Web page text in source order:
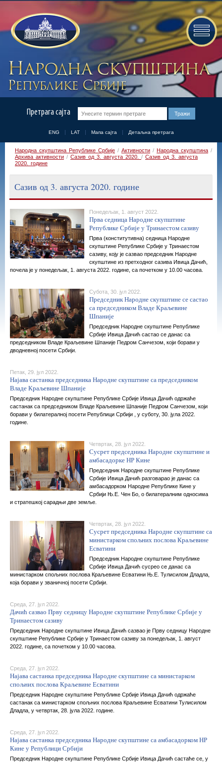
Претрага сајта
ENG LAT Мапа сајта Детаљна претрага
Народна скупштина Републике Србије / Активности / Народна скупштина /
Архива активности / Сазив од 3. августа 2020. / Сазив од 3. августа
2020. године
Сазив од 3. августа 2020. године
Понедељак, 1. август 2022.
Прва седница Народне скупштине
Републике Србије у Тринаестом сазиву
Прва (конститутивна) седница Народне
скупштине Републике Србије у Тринаестом
сазиву, коју је сазвао председник Народне
скупштине из претходног сазива Ивица Дачић,
почела је у понедељак, 1. августа 2022. године, са почетком у 10.00 часова.
Субота, 30. јул 2022.
Председник Народне скупштине се састао
са председником Владе Краљевине
Шпаније
Председник Народне скупштине Републике
Србије Ивица Дачић састао се данас са
председником Владе Краљевине Шпаније Педром Санчезом, који борави у
дводневној посети Србији.
Петак, 29. јул 2022.
Најава састанка председника Народне скупштине са председником
Владе Краљевине Шпаније
Председник Народне скупштине Републике Србије Ивица Дачић одржаће
састанак са председником Владе Краљевине Шпаније Педром Санчезом, који
борави у билатералној посети Републици Србији , у суботу, 30. јула 2022.
године.
Четвртак, 28. јул 2022.
Сусрет председника Народне скупштине и
амбасадорке НР Кине
Председник Народне скупштине Републике
Србије Ивица Дачић разговарао је данас са
амбасадорком Народне Републике Кине у
Србији Њ.Е. Чен Бо, о билатералним односима
и стратешкој сарадњи две земље.
Четвртак, 28. јул 2022.
Сусрет председника Народне скупштине са
министарком спољних послова Краљевине
Есватини
Председник Народне скупштине Републике
Србије Ивица Дачић сусрео се данас са
министарком спољних послова Краљевине Есватини Њ.Е. Тулисилом Дладла,
која борави у званичној посети Србији.
Среда, 27. јул 2022.
Дачић сазвао Прву седницу Народне скупштине Републике Србије у
Тринаестом сазиву
Председник Народне скупштине Ивица Дачић сазвао је Прву седницу Народне
скупштине Републике Србије у Тринаестом сазиву за понедељак, 1. август
2022. године, са почетком у 10.00 часова.
Среда, 27. јул 2022.
Најава састанка председника Народне скупштине са министарком
спољних послова Краљевине Есватини
Председник Народне скупштине Републике Србије Ивица Дачић одржаће
састанак са министарком спољних послова Краљевине Есватини Тулисилом
Дладла, у четвртак, 28. јула 2022. године.
Среда, 27. јул 2022.
Најава састанка председника Народне скупштине са амбасадорком НР
Кине у Републици Србији
Председник Народне скупштине Републике Србије Ивица Дачић састаће се, у